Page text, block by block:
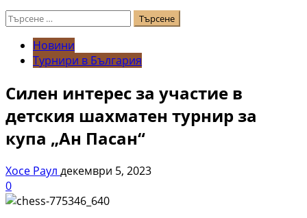
Търсене
Новини
Турнири в България
Силен интерес за участие в
детския шахматен турнир за
купа „Ан Пасан“
Хосе Раул декември 5, 2023
0